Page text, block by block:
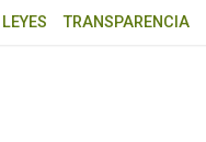
LEYES TRANSPARENCIA